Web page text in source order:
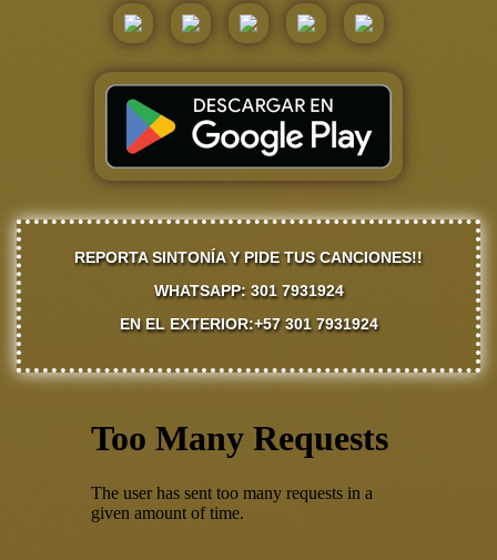
REPORTA SINTONÍA Y PIDE TUS CANCIONES!!
WHATSAPP: 301 7931924
EN EL EXTERIOR:+57 301 7931924